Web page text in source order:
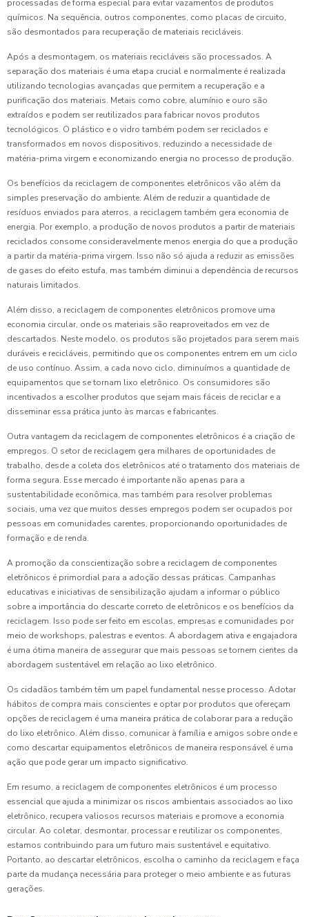
processadas de forma especial para evitar vazamentos de produtos
químicos. Na sequência, outros componentes, como placas de circuito,
são desmontados para recuperação de materiais recicláveis.
Após a desmontagem, os materiais recicláveis são processados. A
separação dos materiais é uma etapa crucial e normalmente é realizada
utilizando tecnologias avançadas que permitem a recuperação e a
purificação dos materiais. Metais como cobre, alumínio e ouro são
extraídos e podem ser reutilizados para fabricar novos produtos
tecnológicos. O plástico e o vidro também podem ser reciclados e
transformados em novos dispositivos, reduzindo a necessidade de
matéria-prima virgem e economizando energia no processo de produção.
Os benefícios da reciclagem de componentes eletrônicos vão além da
simples preservação do ambiente. Além de reduzir a quantidade de
resíduos enviados para aterros, a reciclagem também gera economia de
energia. Por exemplo, a produção de novos produtos a partir de materiais
reciclados consome consideravelmente menos energia do que a produção
a partir da matéria-prima virgem. Isso não só ajuda a reduzir as emissões
de gases do efeito estufa, mas também diminui a dependência de recursos
naturais limitados.
Além disso, a reciclagem de componentes eletrônicos promove uma
economia circular, onde os materiais são reaproveitados em vez de
descartados. Neste modelo, os produtos são projetados para serem mais
duráveis e recicláveis, permitindo que os componentes entrem em um ciclo
de uso contínuo. Assim, a cada novo ciclo, diminuímos a quantidade de
equipamentos que se tornam lixo eletrônico. Os consumidores são
incentivados a escolher produtos que sejam mais fáceis de reciclar e a
disseminar essa prática junto às marcas e fabricantes.
Outra vantagem da reciclagem de componentes eletrônicos é a criação de
empregos. O setor de reciclagem gera milhares de oportunidades de
trabalho, desde a coleta dos eletrônicos até o tratamento dos materiais de
forma segura. Esse mercado é importante não apenas para a
sustentabilidade econômica, mas também para resolver problemas
sociais, uma vez que muitos desses empregos podem ser ocupados por
pessoas em comunidades carentes, proporcionando oportunidades de
formação e de renda.
A promoção da conscientização sobre a reciclagem de componentes
eletrônicos é primordial para a adoção dessas práticas. Campanhas
educativas e iniciativas de sensibilização ajudam a informar o público
sobre a importância do descarte correto de eletrônicos e os benefícios da
reciclagem. Isso pode ser feito em escolas, empresas e comunidades por
meio de workshops, palestras e eventos. A abordagem ativa e engajadora
é uma ótima maneira de assegurar que mais pessoas se tornem cientes da
abordagem sustentável em relação ao lixo eletrônico.
Os cidadãos também têm um papel fundamental nesse processo. Adotar
hábitos de compra mais conscientes e optar por produtos que ofereçam
opções de reciclagem é uma maneira prática de colaborar para a redução
do lixo eletrônico. Além disso, comunicar à família e amigos sobre onde e
como descartar equipamentos eletrônicos de maneira responsável é uma
ação que pode gerar um impacto significativo.
Em resumo, a reciclagem de componentes eletrônicos é um processo
essencial que ajuda a minimizar os riscos ambientais associados ao lixo
eletrônico, recupera valiosos recursos materiais e promove a economia
circular. Ao coletar, desmontar, processar e reutilizar os componentes,
estamos contribuindo para um futuro mais sustentável e equitativo.
Portanto, ao descartar eletrônicos, escolha o caminho da reciclagem e faça
parte da mudança necessária para proteger o meio ambiente e as futuras
gerações.